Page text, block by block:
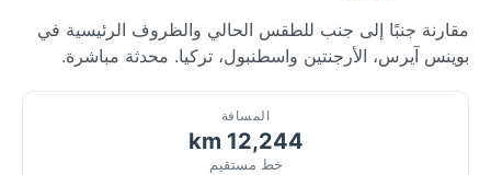
مقارنة جنبًا إلى جنب للطقس الحالي والظروف الرئيسية في
بوينس آيرس، الأرجنتين واسطنبول، تركيا. محدثة مباشرة.
المسافة
12,244 km
خط مستقيم